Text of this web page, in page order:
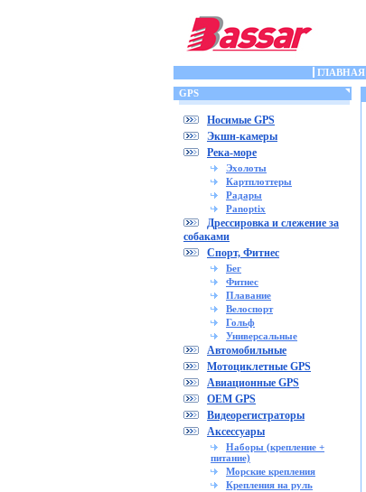
ГЛАВНАЯ
GPS
Носимые GPS
Экшн-камеры
Река-море
Эхолоты
Картплоттеры
Радары
Panoptix
Дрессировка и слежение за
собаками
Спорт, Фитнес
Бег
Фитнес
Плавание
Велоспорт
Гольф
Универсальные
Автомобильные
Мотоциклетные GPS
Авиационные GPS
OEM GPS
Видеорегистраторы
Аксессуары
Наборы (крепление +
питание)
Морские крепления
Крепления на руль